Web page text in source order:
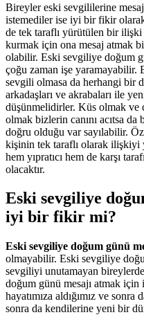
Bireyler eski sevgililerine
istemediler ise iyi bir fikir
de tek taraflı yürütülen bir
kurmak için ona mesaj atmak
olabilir. Eski sevgiliye doğum
çoğu zaman işe yaramayabilir.
sevgili olmasa da herhangi bir
arkadaşları ve akrabaları ile
düşünmelidirler. Küs olmak ve
olmak bizlerin canını acıtsa da
doğru olduğu var sayılabilir.
kişinin tek taraflı olarak ilişkiyi
hem yıpratıcı hem de karşı
olacaktır.
Eski sevgiliye
iyi bir fikir mi?
Eski sevgiliye doğum günü
olmayabilir. Eski sevgiliye
sevgiliyi unutamayan
doğum günü mesajı atmak
hayatımıza aldığımız ve
sonra da kendilerine yeni bir